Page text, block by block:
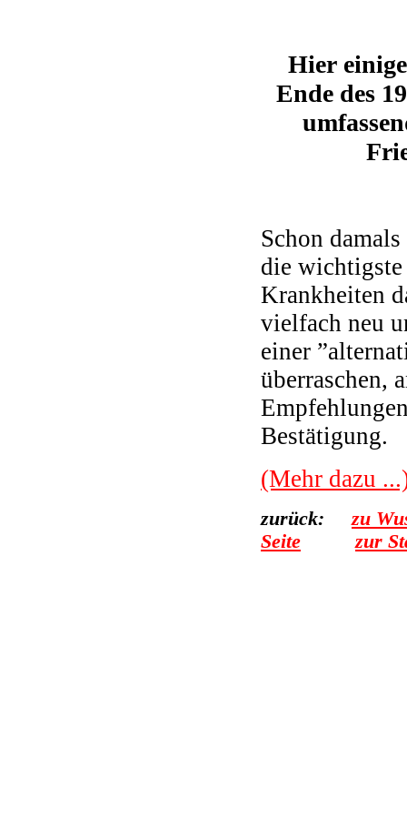
Hier
Ende des
Schon
die
Krankheiten
vielfach neu
einer
überraschen,
Bestätigung.
(Mehr dazu
zurück:zu
Seite
zur